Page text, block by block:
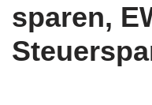
sparen,